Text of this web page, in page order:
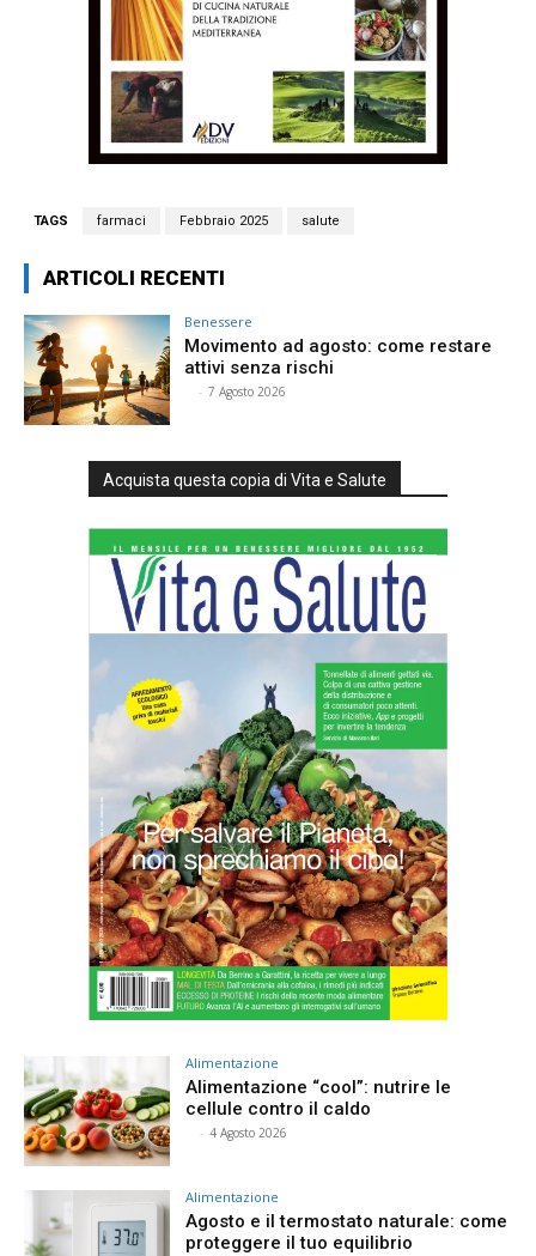
TAGS farmaci Febbraio 2025 salute
ARTICOLI RECENTI
Benessere
Movimento ad agosto: come restare
attivi senza rischi
- 7 Agosto 2026
Acquista questa copia di Vita e Salute
Alimentazione
Alimentazione “cool”: nutrire le
cellule contro il caldo
- 4 Agosto 2026
Alimentazione
Agosto e il termostato naturale: come
proteggere il tuo equilibrio